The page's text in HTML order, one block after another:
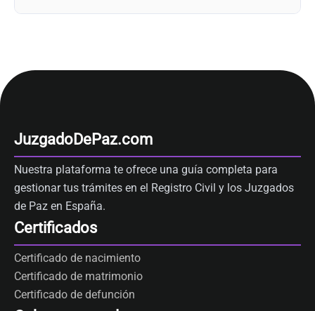
JuzgadoDePaz.com
Nuestra plataforma te ofrece una guía completa para
gestionar tus trámites en el Registro Civil y los Juzgados
de Paz en España.
Certificados
Certificado de nacimiento
Certificado de matrimonio
Certificado de defunción